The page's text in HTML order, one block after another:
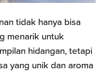
tidak hanya bisa
menarik untuk
hidangan, tetapi
yang unik dan aroma